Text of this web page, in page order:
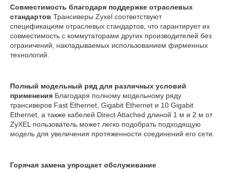
Совместимость благодаря поддержке отраслевых
стандартов Трансиверы Zyxel соответствуют
спецификациям отраслевых стандартов, что гарантирует их
совместимость с коммутаторами других производителей без
ограничений, накладываемых использованием фирменных
технологий.
Полный модельный ряд для различных условий
применения Благодаря полному модельному ряду
трансиверов Fast Ethernet, Gigabit Ethernet и 10 Gigabit
Ethernet, а также кабелей Direct Attached длиной 1 м и 2 м от
ZyXEL пользователь может легко подобрать подходящую
модель для увеличения протяженности соединений его сети.
Горячая замена упрощает обслуживание